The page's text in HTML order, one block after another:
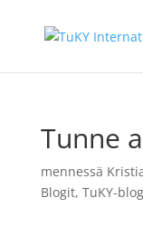
Tunne
mennessä
Blogit, TuKY-